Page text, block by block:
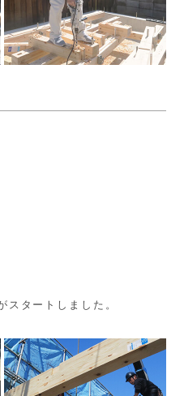
スタートしました。